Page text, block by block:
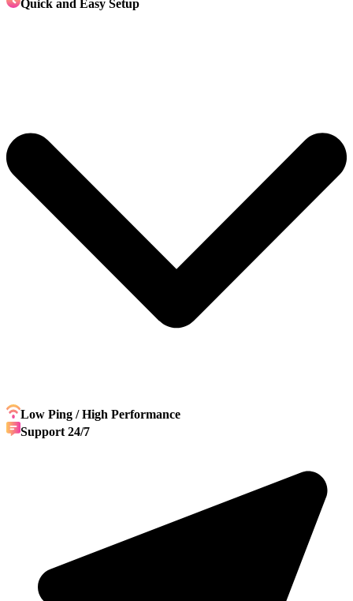
Quick and Easy Setup
Low Ping / High Performance
Support 24/7